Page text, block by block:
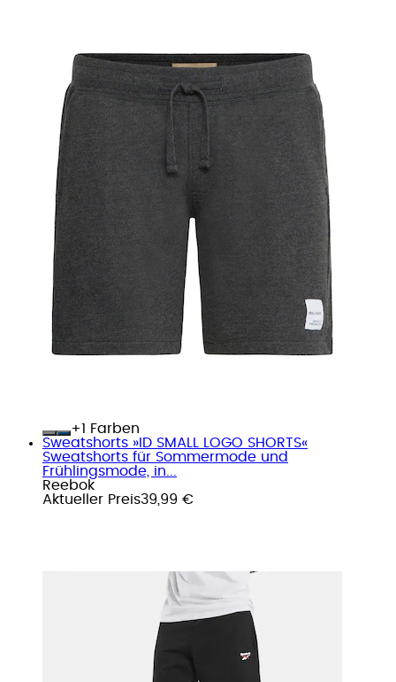
+
Farben
Sweatshorts »ID SMALL LOGO SHORTS«
Sweatshorts für Sommermode und
Frühlingsmode, in...
Reebok
Aktueller Preis39,99 €